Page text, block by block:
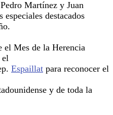
Martínez y Juan
destacados
el Mes de la Herencia
Espaillat para reconocer el
y de toda la